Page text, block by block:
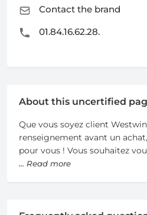
Contact the brand
01.84.16.62.28.
About this uncertified
Que vous soyez client
renseignement avant un
pour vous ! Vous souhaitez
... Read more